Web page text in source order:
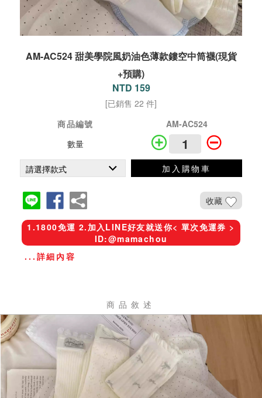
AM-AC524 甜美學院風奶油色薄款鏤空中筒襪(現貨
+預購)
NTD 159
[已銷售 22 件]
商品編號
AM-AC524
數量
加入購物車
收藏
1.1800免運 2.加入LINE好友就送你< 單次免運券 >
ID:@mamachou
...詳細內容
商品敘述